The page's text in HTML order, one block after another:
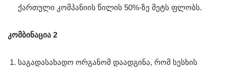
ქართული კომპანიის წილის 50%-ზე მეტს ფლობს.
კომბინაცია 2
საგადასახადო ორგანომ დაადგინა, რომ სესხის